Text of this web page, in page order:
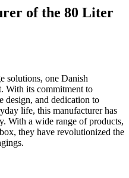
of the 80 Liter
solutions, one Danish
With its commitment to
design, and dedication to
life, this manufacturer has
With a wide range of products,
they have revolutionized the